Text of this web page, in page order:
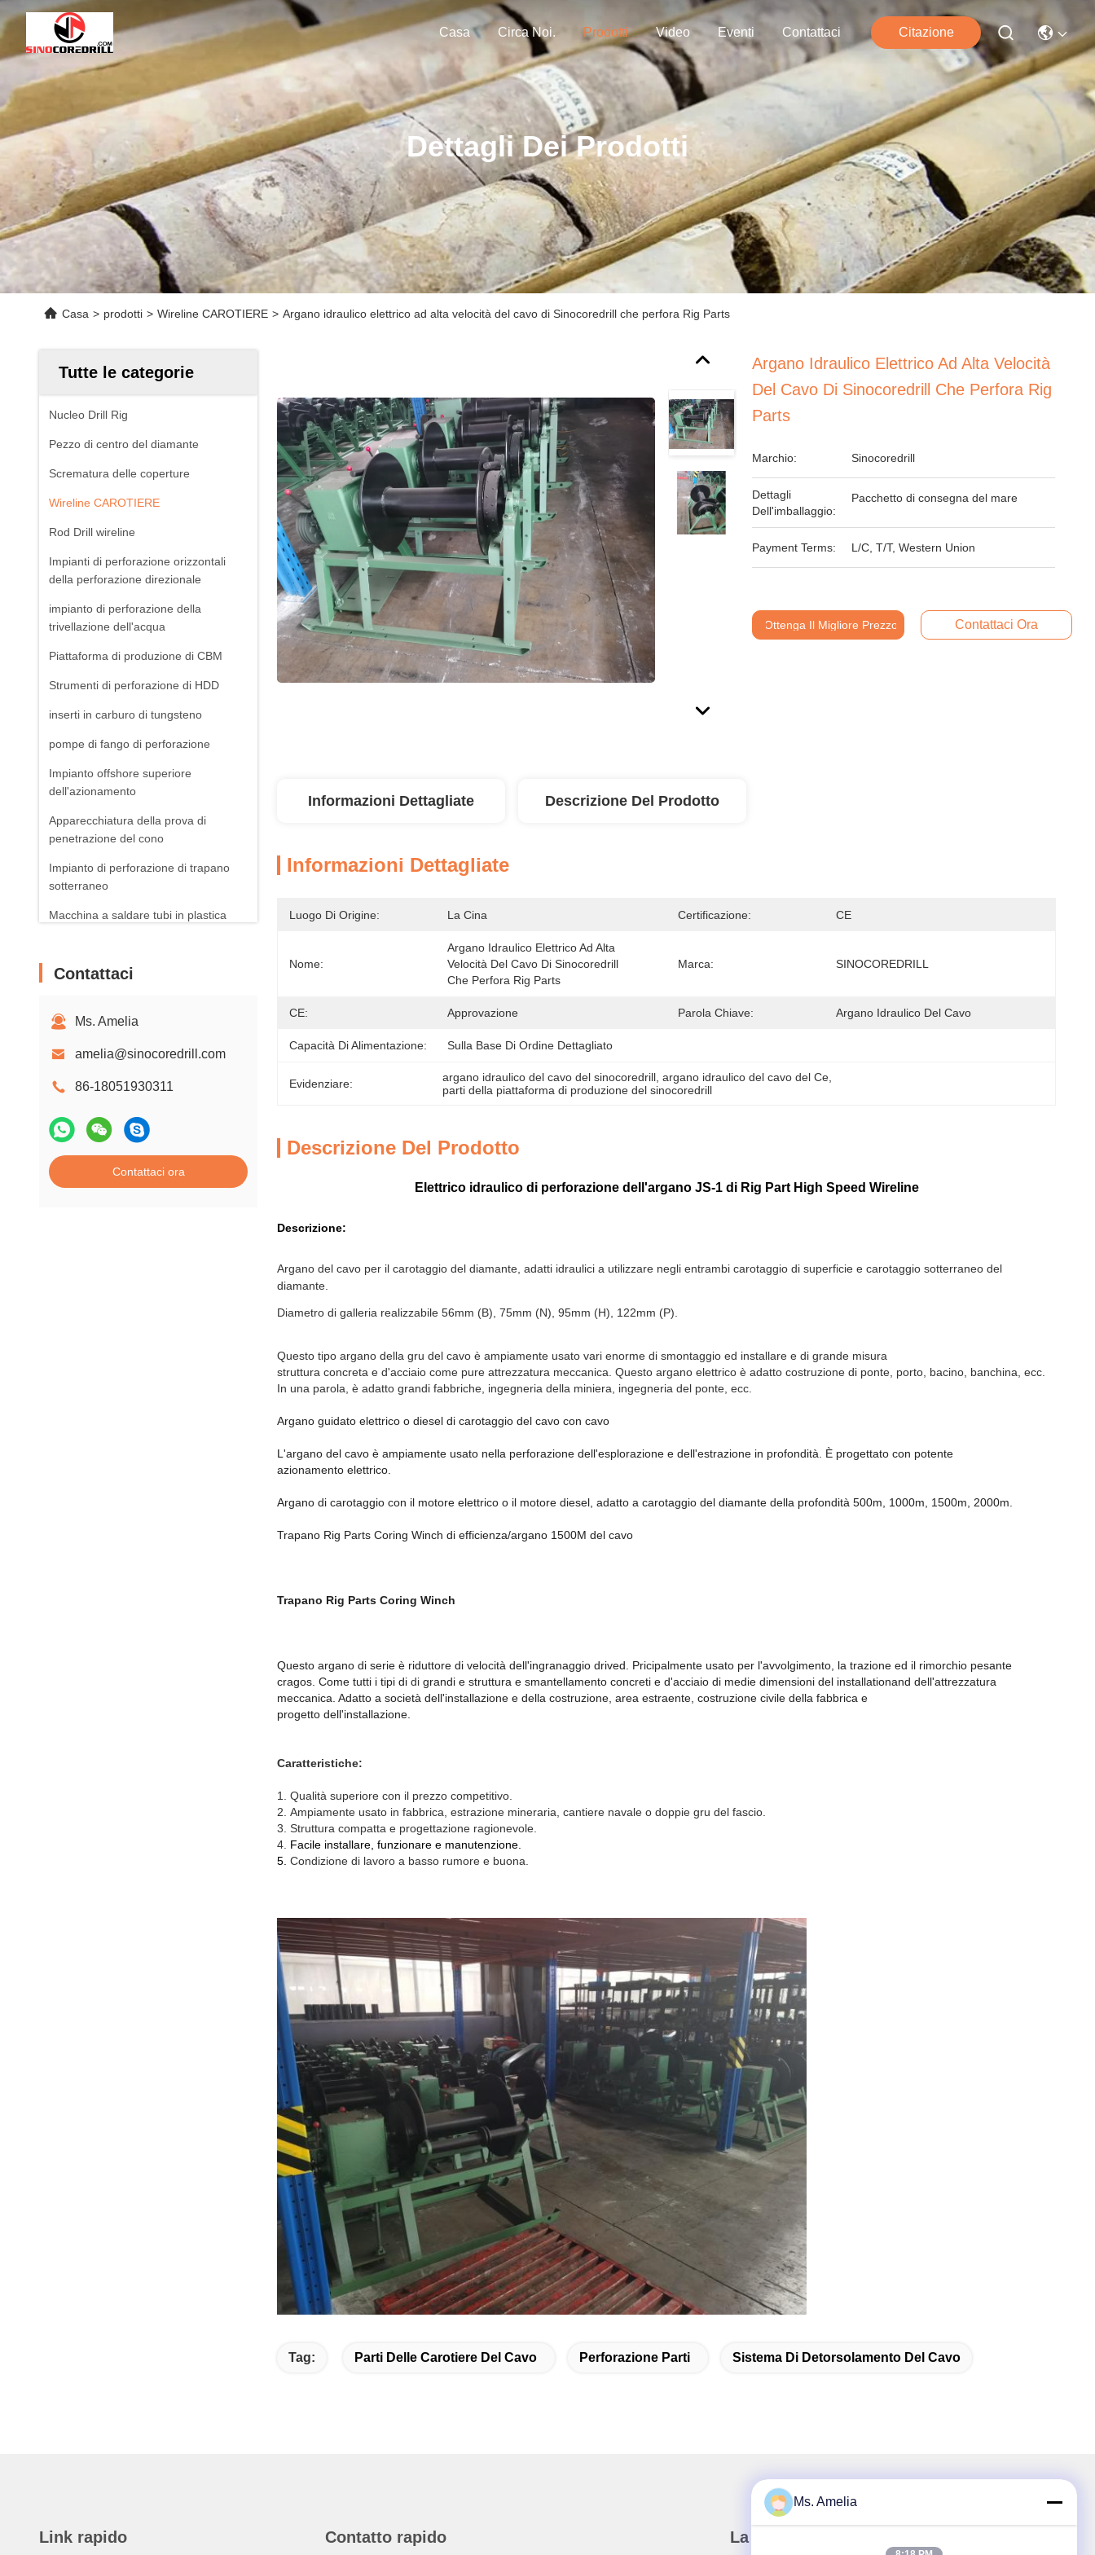
Casa Circa Noi. Prodotti Video Eventi Contattaci Citazione
Dettagli Dei Prodotti
Casa > prodotti > Wireline CAROTIERE > Argano idraulico elettrico ad alta velocità del cavo di Sinocoredrill che perfora Rig Parts
Tutte le categorie
Nucleo Drill Rig
Pezzo di centro del diamante
Scrematura delle coperture
Wireline CAROTIERE
Rod Drill wireline
Impianti di perforazione orizzontali
della perforazione direzionale
impianto di perforazione della
trivellazione dell'acqua
Piattaforma di produzione di CBM
Strumenti di perforazione di HDD
inserti in carburo di tungsteno
pompe di fango di perforazione
Impianto offshore superiore
dell'azionamento
Apparecchiatura della prova di
penetrazione del cono
Impianto di perforazione di trapano
sotterraneo
Macchina a saldare tubi in plastica
Aeratori rotatori
Contattaci
Ms. Amelia
amelia@sinocoredrill.com
86-18051930311
Contattaci ora
Argano Idraulico Elettrico Ad Alta Velocità
Del Cavo Di Sinocoredrill Che Perfora Rig
Parts
Marchio: Sinocoredrill
Dettagli
Dell'imballaggio:
Pacchetto di consegna del mare
Payment Terms: L/C, T/T, Western Union
Ottenga Il Migliore Prezzo Contattaci Ora
Informazioni Dettagliate Descrizione Del Prodotto
Informazioni Dettagliate
Luogo Di Origine: La Cina Certificazione: CE
Nome:
Argano Idraulico Elettrico Ad Alta
Velocità Del Cavo Di Sinocoredrill
Che Perfora Rig Parts
Marca: SINOCOREDRILL
CE: Approvazione Parola Chiave: Argano Idraulico Del Cavo
Capacità Di Alimentazione: Sulla Base Di Ordine Dettagliato
Evidenziare: argano idraulico del cavo del sinocoredrill , argano idraulico del cavo del Ce
parti della piattaforma di produzione del sinocoredrill
Descrizione Del Prodotto
Elettrico idraulico di perforazione dell'argano JS-1 di Rig Part High Speed Wireline
Descrizione:
Argano del cavo per il carotaggio del diamante, adatti idraulici a utilizzare negli entrambi carotaggio di superficie e carotaggio sotterraneo del
diamante.
Diametro di galleria realizzabile 56mm (B), 75mm (N), 95mm (H), 122mm (P)
Questo tipo argano della gru del cavo è ampiamente usato vari enorme di smontaggio ed installare e di grande misura
struttura concreta e d'acciaio come pure attrezzatura meccanica. Questo argano elettrico è adatto costruzione di ponte, porto, bacino, banchina, ecc.
In una parola, è adatto grandi fabbriche, ingegneria della miniera, ingegneria del ponte, ecc.
Argano guidato elettrico o diesel di carotaggio del cavo con cavo
L'argano del cavo è ampiamente usato nella perforazione dell'esplorazione e dell'estrazione in profondità. È progettato con potente
azionamento elettrico.
Argano di carotaggio con il motore elettrico o il motore diesel, adatto a carotaggio del diamante della profondità 500m, 1000m, 1500m, 2000m.
Trapano Rig Parts Coring Winch di efficienza/argano 1500M del cavo
Trapano Rig Parts Coring Winch
Questo argano di serie è riduttore di velocità dell'ingranaggio drived. Pricipalmente usato per l'avvolgimento, la trazione ed il rimorchio pesante
cragos. Come tutti i tipi di di grandi e struttura e smantellamento concreti e d'acciaio di medie dimensioni del installationand dell'attrezzatura
meccanica. Adatto a società dell'installazione e della costruzione, area estraente, costruzione civile della fabbrica e
progetto dell'installazione.
Caratteristiche:
1. Qualità superiore con il prezzo competitivo.
2. Ampiamente usato in fabbrica, estrazione mineraria, cantiere navale o doppie gru del fascio.
3. Struttura compatta e progettazione ragionevole.
4. Facile installare, funzionare e manutenzione.
5. Condizione di lavoro a basso rumore e buona.
Tag: Parti Delle Carotiere Del Cavo Perforazione Parti Sistema Di Detorsolamento Del Cavo
Link rapido Contatto rapido La nostra newsletter
Ms. Amelia